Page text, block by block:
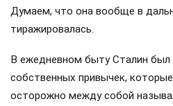
Думаем, что она вообще в
тиражировалась.
В ежедневном быту Сталин был
собственных привычек,
осторожно между собой